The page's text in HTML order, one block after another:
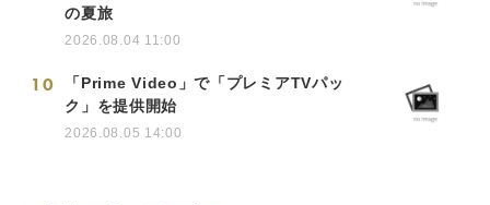
の夏旅
2026.08.04 11:00
10
「Prime Video」で「プレミアTVパッ
ク」を提供開始
2026.08.05 14:00